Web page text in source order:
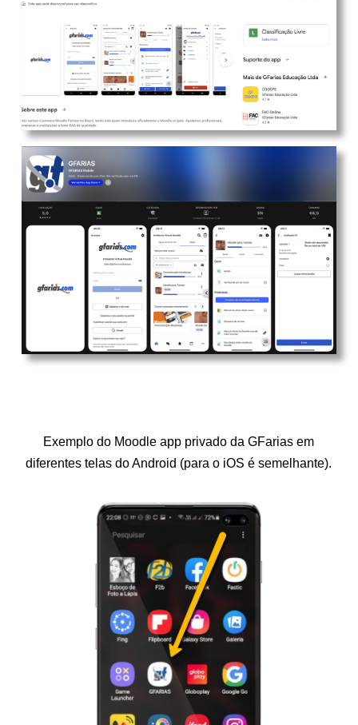
Exemplo do Moodle app privado da GFarias em
diferentes telas do Android (para o iOS é semelhante).